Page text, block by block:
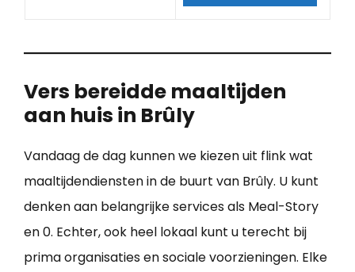
Vers bereidde maaltijden
aan huis in Brûly
Vandaag de dag kunnen we kiezen uit flink wat
maaltijdendiensten in de buurt van Brûly. U kunt
denken aan belangrijke services als Meal-Story
en 0. Echter, ook heel lokaal kunt u terecht bij
prima organisaties en sociale voorzieningen. Elke